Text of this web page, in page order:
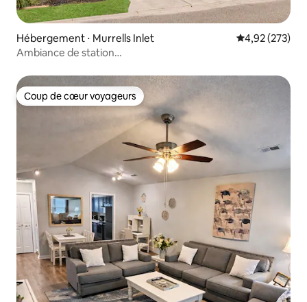
Hébergement ⋅ Murrells Inlet Évaluation
4,92 (273)
Ambiance de station
Coup de cœur voyageurs
Coup de cœur voyageurs